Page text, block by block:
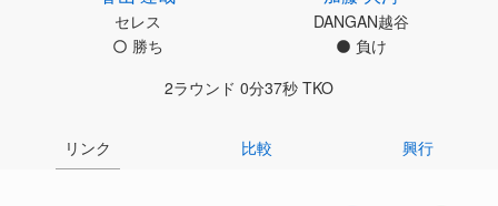
セレス
勝ち
DANGAN越谷
負け
2ラウンド 0分37秒 TKO
リンク 比較 興行